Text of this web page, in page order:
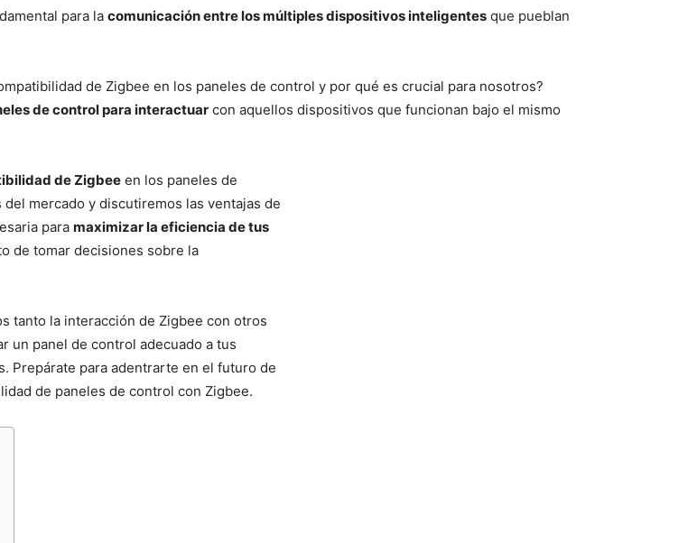
para la comunicación entre los múltiples dispositivos inteligentes que pueblan
de Zigbee en los paneles de control y por qué es crucial para nosotros?
de control para interactuar con aquellos dispositivos que funcionan bajo el mismo
de Zigbee en los paneles de
mercado y discutiremos las ventajas de
para maximizar la eficiencia de tus
de tomar decisiones sobre la
tanto la interacción de Zigbee con otros
un panel de control adecuado a tus
Prepárate para adentrarte en el futuro de
de paneles de control con Zigbee.